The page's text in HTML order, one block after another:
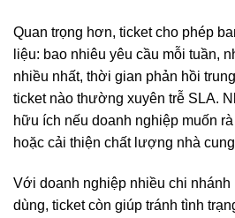
Quan trọng hơn, ticket cho phép
liệu: bao nhiêu yêu cầu mỗi tuần,
nhiều nhất, thời gian phản hồi
ticket nào thường xuyên trễ SLA.
hữu ích nếu doanh nghiệp muốn
hoặc cải thiện chất lượng nhà
Với doanh nghiệp nhiều chi
dùng, ticket còn giúp tránh tình